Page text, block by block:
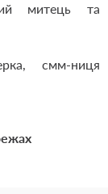
митець та
смм-ниця